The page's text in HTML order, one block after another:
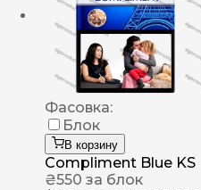
Фасовка:
Блок
В корзину
Compliment Blue KS
₴550 за блок